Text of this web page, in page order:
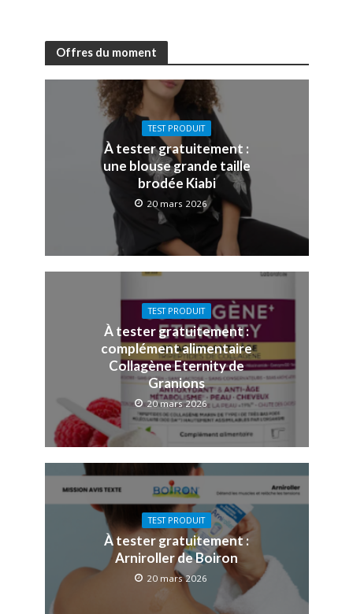
Offres du moment
TEST PRODUIT
À tester gratuitement :
une blouse grande taille
brodée Kiabi
20 mars 2026
TEST PRODUIT
À tester gratuitement :
complément alimentaire
Collagène Eternity de
Granions
20 mars 2026
TEST PRODUIT
À tester gratuitement :
Arniroller de Boiron
20 mars 2026